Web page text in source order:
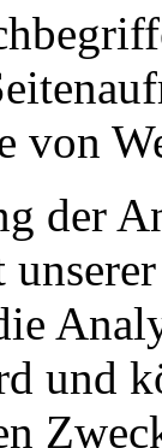
von
der
und